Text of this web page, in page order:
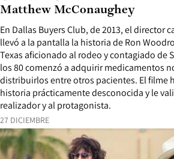
27 DICIEMBRE
En Dallas Buyers Club, de 2013, el director
llevó a la pantalla la historia de Ron
Texas aficionado al rodeo y contagiado de
los 80 comenzó a adquirir medicamentos
distribuirlos entre otros pacientes. El filme
historia prácticamente desconocida y le
realizador y al protagonista.
Matthew McConaughey